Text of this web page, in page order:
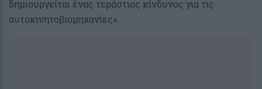
δημιουργείται ένας τεράστιος κίνδυνος για τις
αυτοκινητοβιομηχανίες».